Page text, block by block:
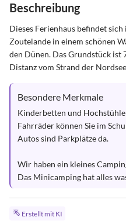
Beschreibung
Dieses Ferienhaus befindet
Zoutelande in einem schönen
den Dünen. Das Grundstück
Distanz vom Strand der
Besondere Merkmale
Kinderbetten und
Fahrräder können Sie im
Autos sind Parkplätze da.
Wir haben ein kleines
Das Minicamping hat alles
Erstellt mit KI